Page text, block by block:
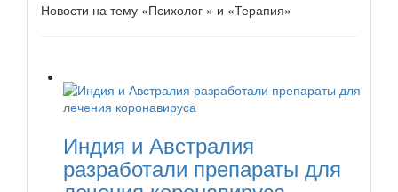
Новости на тему «Психолог » и «Терапия»
Индия и Австралия
разработали препараты для